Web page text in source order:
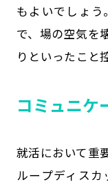
もよいでしょ
で、場の空気を
りといったこと
コミュニケ
就活において重
ループディス